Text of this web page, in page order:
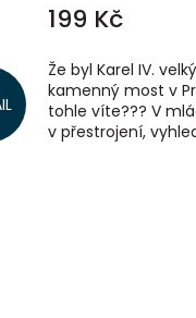
199 Kč
Že byl Karel IV.
kamenný most v
tohle víte??? V
v přestrojení,